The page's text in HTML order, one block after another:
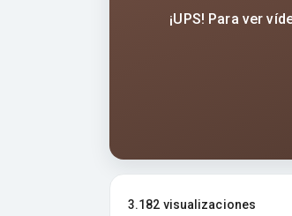
¡UPS! Para ver
3.182 visualizaciones